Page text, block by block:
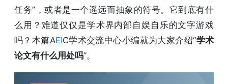
任务”，或者是一个遥远而抽象的符号。它到底有什
么用？难道仅仅是学术界内部自娱自乐的文字游戏
吗？本篇AEIC学术交流中心小编就为大家介绍“学术
论文有什么用处吗”。